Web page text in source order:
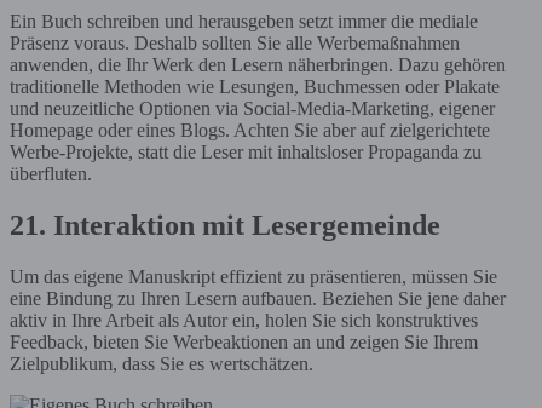
Ein Buch schreiben und herausgeben setzt immer die mediale
Präsenz voraus. Deshalb sollten Sie alle Werbemaßnahmen
anwenden, die Ihr Werk den Lesern näherbringen. Dazu gehören
traditionelle Methoden wie Lesungen, Buchmessen oder Plakate
und neuzeitliche Optionen via Social-Media-Marketing, eigener
Homepage oder eines Blogs. Achten Sie aber auf zielgerichtete
Werbe-Projekte, statt die Leser mit inhaltsloser Propaganda zu
überfluten.
21. Interaktion mit Lesergemeinde
Um das eigene Manuskript effizient zu präsentieren, müssen Sie
eine Bindung zu Ihren Lesern aufbauen. Beziehen Sie jene daher
aktiv in Ihre Arbeit als Autor ein, holen Sie sich konstruktives
Feedback, bieten Sie Werbeaktionen an und zeigen Sie Ihrem
Zielpublikum, dass Sie es wertschätzen.